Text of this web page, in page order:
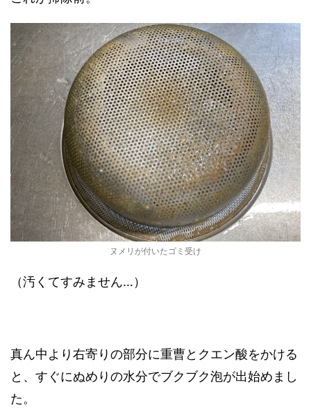
ヌメリが付いたゴミ受け
（汚くてすみません…）
真ん中より右寄りの部分に重曹とクエン酸をかける
と、すぐにぬめりの水分でブクブク泡が出始めまし
た。